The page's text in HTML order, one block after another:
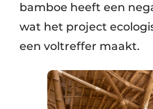
bamboe heeft een
wat het project
een voltreffer maakt.